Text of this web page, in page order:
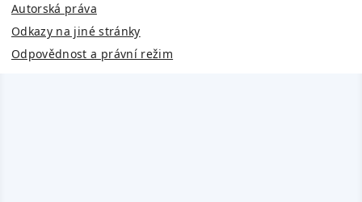
Autorská práva
Odkazy na jiné stránky
Odpovědnost a právní režim